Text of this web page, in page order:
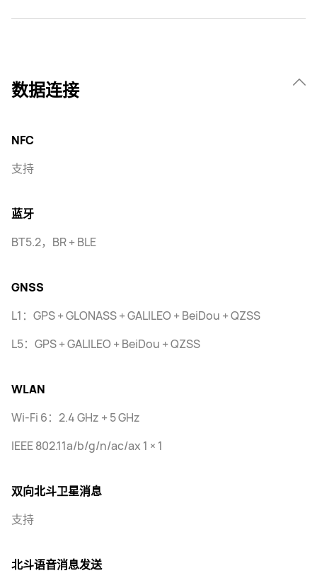
数据连接
NFC
支持
蓝牙
BT5.2，BR + BLE
GNSS
L1：GPS + GLONASS + GALILEO + BeiDou + QZSS
L5：GPS + GALILEO + BeiDou + QZSS
WLAN
Wi-Fi 6：2.4 GHz + 5 GHz
IEEE 802.11a/b/g/n/ac/ax 1 × 1
双向北斗卫星消息
支持
北斗语音消息发送